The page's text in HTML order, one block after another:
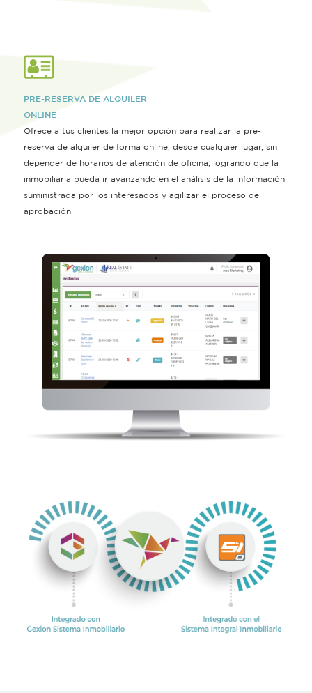
PRE-RESERVA DE ALQUILER
ONLINE
Ofrece a tus clientes la mejor opción para realizar la pre-
reserva de alquiler de forma online, desde cualquier lugar, sin
depender de horarios de atención de oficina, logrando que la
inmobiliaria pueda ir avanzando en el análisis de la información
suministrada por los interesados y agilizar el proceso de
aprobación.